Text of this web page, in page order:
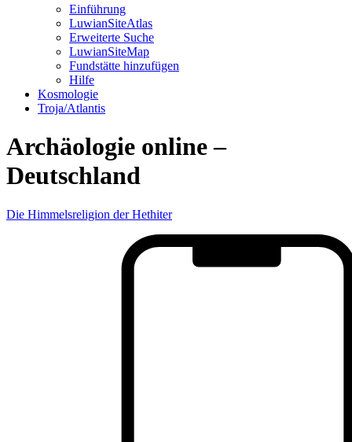
Einführung
LuwianSiteAtlas
Erweiterte Suche
LuwianSiteMap
Fundstätte hinzufügen
Hilfe
Kosmologie
Troja/Atlantis
Archäologie online –
Deutschland
Die Himmelsreligion der Hethiter